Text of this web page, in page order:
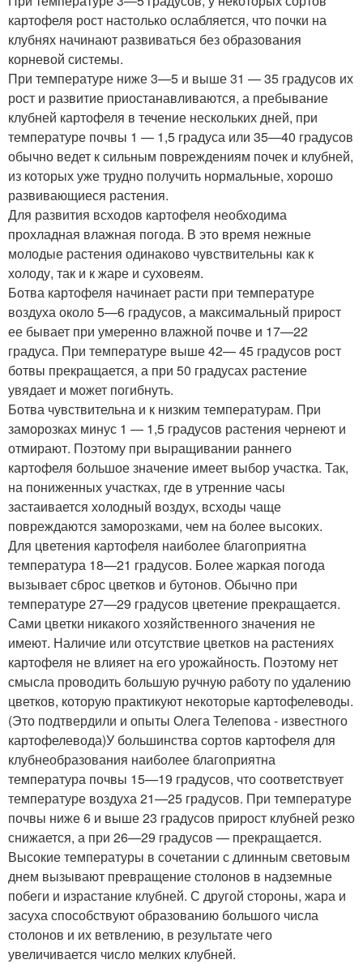
картофеля рост настолько ослабляется, что почки на
клубнях начинают развиваться без образования
корневой системы.
При температуре ниже 3—5 и выше 31 — 35 градусов их
рост и развитие приостанавливаются, а пребывание
клубней картофеля в течение нескольких дней, при
температуре почвы 1 — 1,5 градуса или 35—40 градусов
обычно ведет к сильным повреждениям почек и клубней,
из которых уже трудно получить нормальные, хорошо
развивающиеся растения.
Для развития всходов картофеля необходима
прохладная влажная погода. В это время нежные
молодые растения одинаково чувствительны как к
холоду, так и к жаре и суховеям.
Ботва картофеля начинает расти при температуре
воздуха около 5—6 градусов, а максимальный прирост
ее бывает при умеренно влажной почве и 17—22
градуса. При температуре выше 42— 45 градусов рост
ботвы прекращается, а при 50 градусах растение
увядает и может погибнуть.
Ботва чувствительна и к низким температурам. При
заморозках минус 1 — 1,5 градусов растения чернеют и
отмирают. Поэтому при выращивании раннего
картофеля большое значение имеет выбор участка. Так,
на пониженных участках, где в утренние часы
застаивается холодный воздух, всходы чаще
повреждаются заморозками, чем на более высоких.
Для цветения картофеля наиболее благоприятна
температура 18—21 градусов. Более жаркая погода
вызывает сброс цветков и бутонов. Обычно при
температуре 27—29 градусов цветение прекращается.
Сами цветки никакого хозяйственного значения не
имеют. Наличие или отсутствие цветков на растениях
картофеля не влияет на его урожайность. Поэтому нет
смысла проводить большую ручную работу по удалению
цветков, которую практикуют некоторые картофелеводы.
(Это подтвердили и опыты Олега Телепова - известного
картофелевода)У большинства сортов картофеля для
клубнеобразования наиболее благоприятна
температура почвы 15—19 градусов, что соответствует
температуре воздуха 21—25 градусов. При температуре
почвы ниже 6 и выше 23 градусов прирост клубней резко
снижается, а при 26—29 градусов — прекращается.
Высокие температуры в сочетании с длинным световым
днем вызывают превращение столонов в надземные
побеги и израстание клубней. С другой стороны, жара и
засуха способствуют образованию большого числа
столонов и их ветвлению, в результате чего
увеличивается число мелких клубней.